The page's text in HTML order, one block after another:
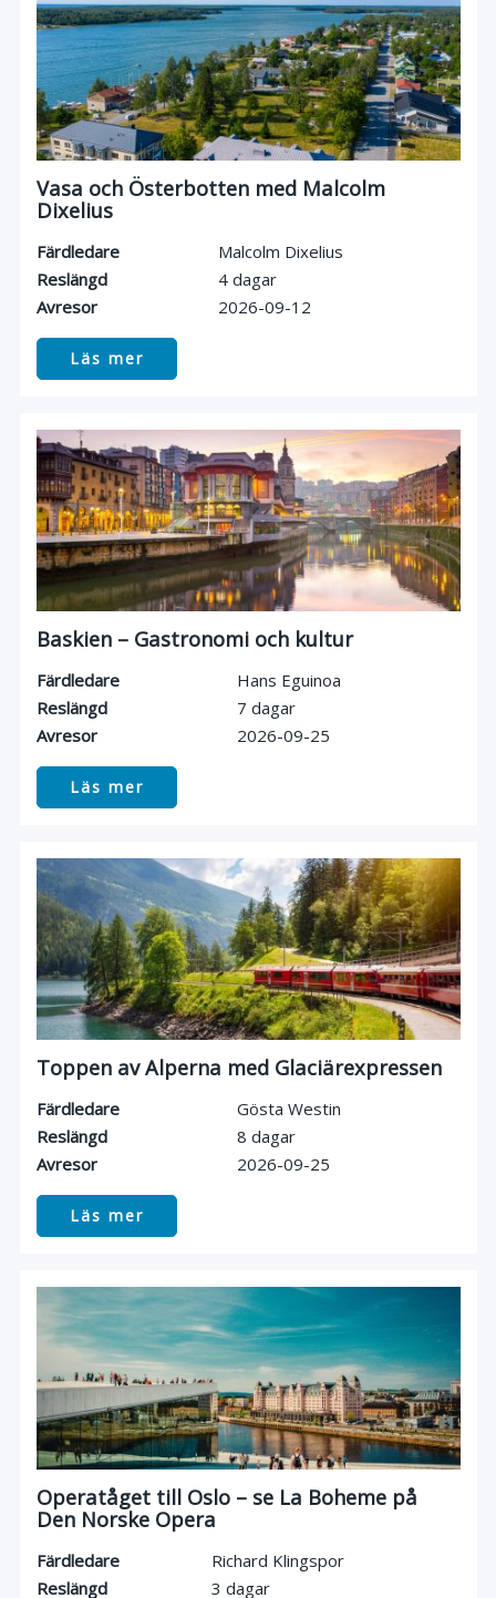
Vasa och Österbotten med Malcolm
Dixelius
Färdledare
Malcolm Dixelius
Reslängd
4 dagar
Avresor
2026-09-12
Läs mer
Baskien – Gastronomi och kultur
Färdledare
Hans Eguinoa
Reslängd
7 dagar
Avresor
2026-09-25
Läs mer
Toppen av Alperna med Glaciärexpressen
Färdledare
Gösta Westin
Reslängd
8 dagar
Avresor
2026-09-25
Läs mer
Operatåget till Oslo – se La Boheme på
Den Norske Opera
Färdledare
Richard Klingspor
Reslängd
3 dagar